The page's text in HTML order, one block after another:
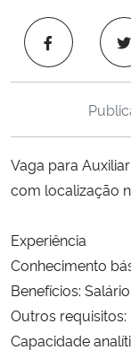
Ministério da Cidadania
Ministério da Saúde
Ministério de Minas e
Ministério da Ciência,
Ministério do Turismo
Ministério do
Controladoria-Geral da
Vaga para
com localização
Experiência
Conhecimento
Benefícios:
Outros requisitos:
Capacidade